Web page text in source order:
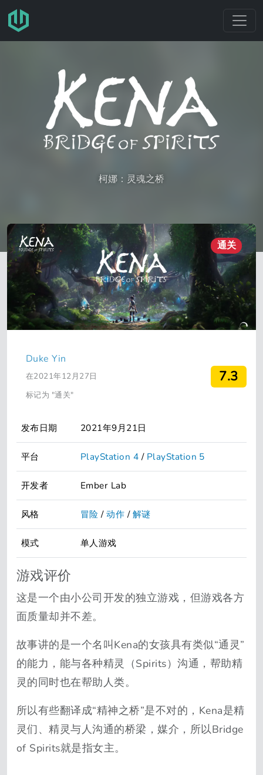
跳转至主要内容
柯娜：灵魂之桥
通关
Duke Yin
在2021年12月27日
标记为 "通关"
7.3
发布日期 2021年9月21日
平台 PlayStation 4 / PlayStation 5
开发者 Ember Lab
风格 冒险 /动作 /解谜
模式 单人游戏
游戏评价
这是一个由小公司开发的独立游戏，但游戏各方
面质量却并不差。
故事讲的是一个名叫Kena的女孩具有类似“通灵”
的能力，能与各种精灵（Spirits）沟通，帮助精
灵的同时也在帮助人类。
所以有些翻译成“精神之桥”是不对的，Kena是精
灵们、精灵与人沟通的桥梁，媒介，所以Bridge
of Spirits就是指女主。